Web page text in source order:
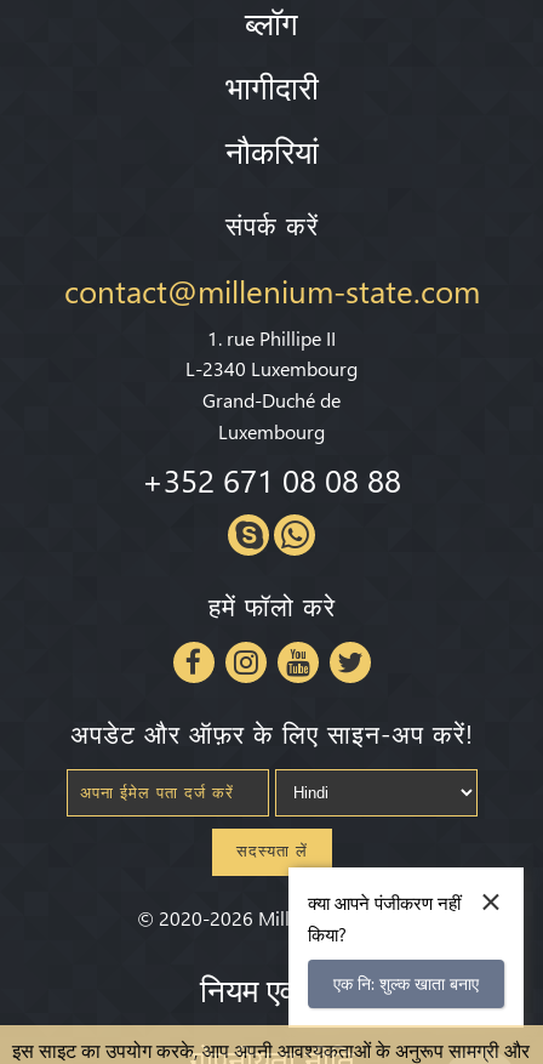
इस साइट का उपयोग करके, आप अपनी आवश्यकताओं के अनुरूप सामग्री और
ब्लॉग
भागीदारी
नौकरियां
संपर्क करें
contact@millenium-state.com
1. rue Phillipe II
L-2340 Luxembourg
Grand-Duché de
Luxembourg
+352 671 08 08 88
हमें फॉलो करे
अपडेट और ऑफ़र के लिए साइन-अप करें!
सदस्यता लें
© 2020-2026 Millenium State®
नियम एवं शर्तें
×
क्या आपने पंजीकरण नहीं
किया?
एक नि: शुल्क खाता बनाए